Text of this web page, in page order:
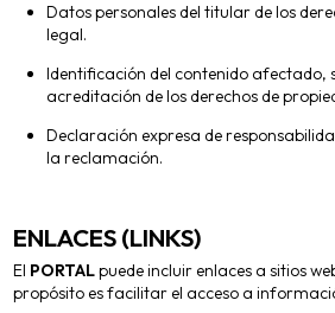
Datos personales del titular de los
legal.
Identificación del contenido afectado,
acreditación de los derechos de
Declaración expresa de
la reclamación.
ENLACES (LINKS)
El PORTALpuede incluir enlaces a sitios
propósito es facilitar el acceso a